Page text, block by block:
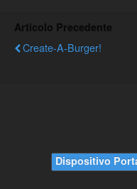
Articolo Precedente
Create-A-Burger!
Dispositivo